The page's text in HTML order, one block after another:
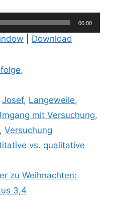
00:00
Download
,
Josef, Langeweile,
mit Versuchung,
, Versuchung
vs. qualitative
zu Weihnachten:
3,4